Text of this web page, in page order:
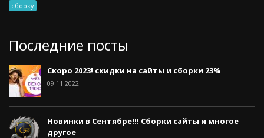
сборку
Последние посты
Скоро 2023! скидки на сайты и сборки 23%
09.11.2022
Новинки в Сентябре!!! Сборки сайты и многое
другое